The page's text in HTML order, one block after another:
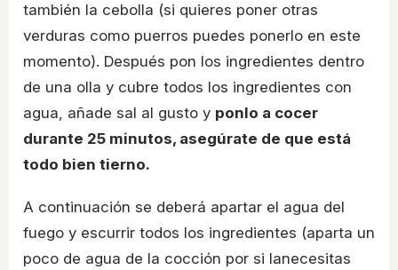
también la cebolla (si quieres poner otras
verduras como puerros puedes ponerlo en este
momento). Después pon los ingredientes dentro
de una olla y cubre todos los ingredientes con
agua, añade sal al gusto y ponlo a cocer
durante 25 minutos, asegúrate de que está
todo bien tierno.
A continuación se deberá apartar el agua del
fuego y escurrir todos los ingredientes (aparta un
poco de agua de la cocción por si lanecesitas